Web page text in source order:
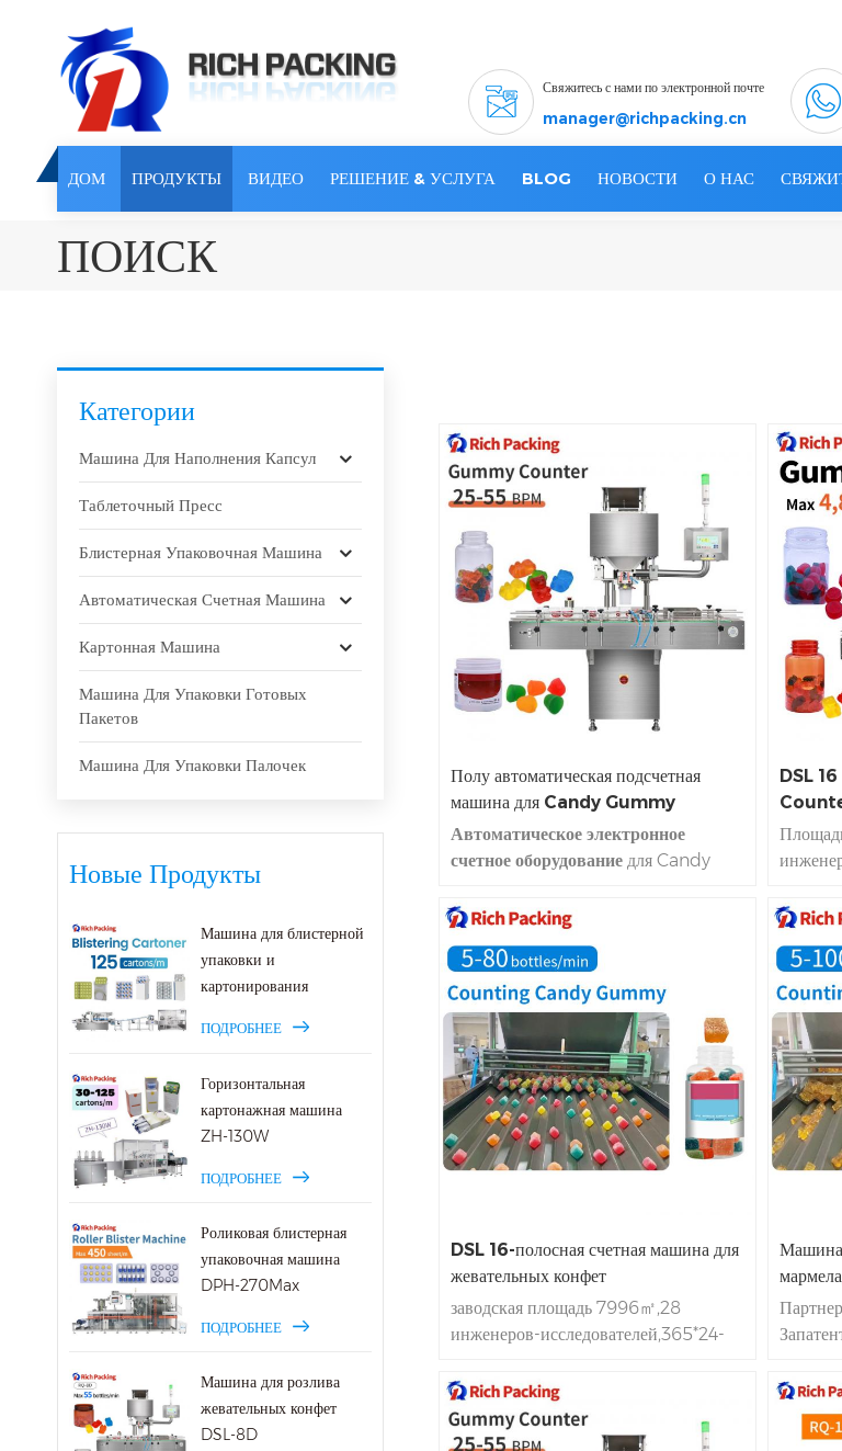
Свяжитесь с нами по электронной почте
manager@richpacking.cn
ДОМ ПРОДУКТЫ ВИДЕО РЕШЕНИЕ & УСЛУГА BLOG НОВОСТИ О НАС
ПОИСК
Категории
Машина Для Наполнения Капсул
Таблеточный Пресс
Блистерная Упаковочная Машина
Автоматическая Счетная Машина
Картонная Машина
Машина Для Упаковки Готовых
Пакетов
Машина Для Упаковки Палочек
Новые Продукты
Машина для блистерной
упаковки и
картонирования
ПОДРОБНЕЕ
Горизонтальная
картонажная машина
ZH-130W
ПОДРОБНЕЕ
Роликовая блистерная
упаковочная машина
DPH-270Max
ПОДРОБНЕЕ
Машина для розлива
жевательных конфет
DSL-8D
Полу автоматическая подсчетная
машина для Candy Gummy
Автоматическое электронное
счетное оборудованиедля Candy
и он работает быстро и
правилам еды CE класс. Это
творческое оборудование, которое
может бежатьТочно и стабильно и эта
модель машины является продуктом
седьмого поколения в нашей
Компании. это играетзначительная
роль в точной подсчете и
консервировании на высоком
скорость.
DSL
работы
капсул
машин
DSL 16-полосная счетная машина для
жевательных конфет
заводская площадь 7996㎡,28
инженеров-исследователей,365*24-
автоматических счетных машин |
наличии | Доставка 7 дней | точность
подсчета>99.98%.
Машина
года.